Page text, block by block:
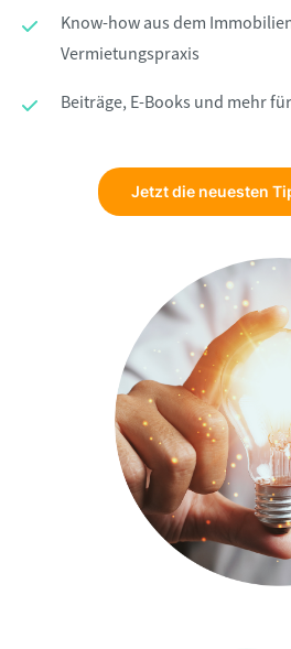
Know-how aus dem
Vermietungspraxis
Beiträge, E-Books und mehr
Jetzt die neuesten